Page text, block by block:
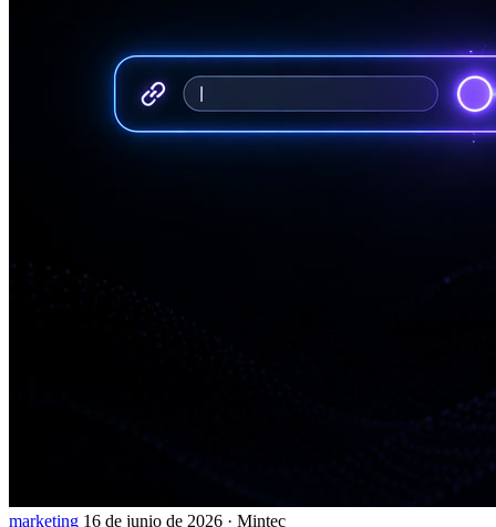
marketing 16 de junio de 2026 · Mintec